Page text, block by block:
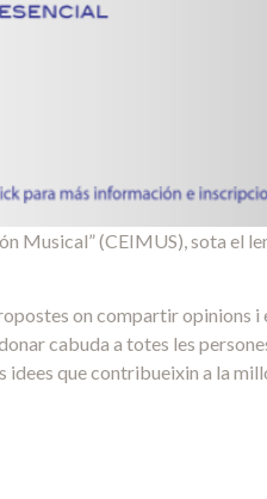
Musical” (CEIMUS), sota el
on compartir opinions i
cabuda a totes les
idees que contribueixin a la